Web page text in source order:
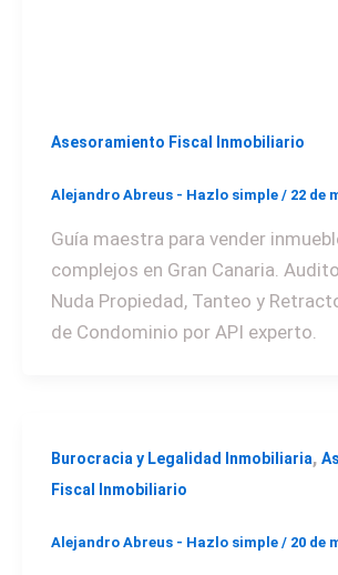
Asesoramiento Fiscal Inmobiliario
Alejandro Abreus - Hazlo simple / 22 de
Guía maestra para vender
complejos en Gran Canaria.
Nuda Propiedad, Tanteo y
de Condominio por API experto.
Burocracia y Legalidad Inmobiliaria,
Fiscal Inmobiliario
Alejandro Abreus - Hazlo simple / 20 de